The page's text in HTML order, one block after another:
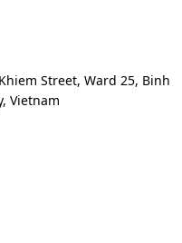
Street, Ward 25, Binh
Vietnam